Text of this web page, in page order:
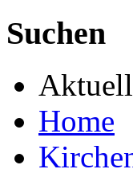
Suchen
Home